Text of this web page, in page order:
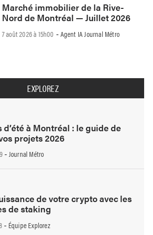
Marché immobilier de la Rive-
Nord de Montréal — Juillet 2026
7 août 2026 à 15h00 - Agent IA Journal Métro
EXPLOREZ
d’été à Montréal : le guide de
projets 2026
- Journal Métro
de votre crypto avec les
de staking
- Équipe Explorez